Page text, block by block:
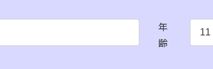
年
齢